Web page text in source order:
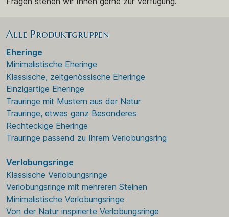
Alle Produktgruppen
Eheringe
Minimalistische Eheringe
Klassische, zeitgenössische Eheringe
Einzigartige Eheringe
Trauringe mit Mustern aus der Natur
Trauringe, etwas ganz Besonderes
Rechteckige Eheringe
Trauringe passend zu Ihrem Verlobungsring
Verlobungsringe
Klassische Verlobungsringe
Verlobungsringe mit mehreren Steinen
Minimalistische Verlobungsringe
Von der Natur inspirierte Verlobungsringe